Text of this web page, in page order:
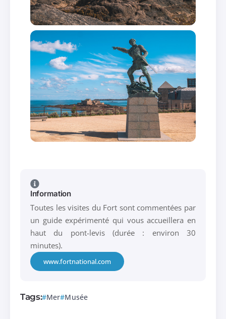
Information
Toutes les visites du Fort sont commentées par
un guide expérimenté qui vous accueillera en
haut du pont-levis (durée : environ 30
minutes).
www.fortnational.com
Tags: Mer Musée